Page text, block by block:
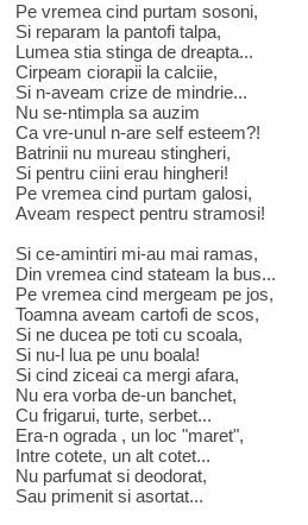
Pe vremea cind purtam sosoni,
Si reparam la pantofi talpa,
Lumea stia stinga de dreapta...
Cirpeam ciorapii la calciie,
Si n-aveam crize de mindrie...
Nu se-ntimpla sa auzim
Ca vre-unul n-are self esteem?!
Batrinii nu mureau stingheri,
Si pentru ciini erau hingheri!
Pe vremea cind purtam galosi,
Aveam respect pentru stramosi!
Si ce-amintiri mi-au mai ramas,
Din vremea cind stateam la bus...
Pe vremea cind mergeam pe jos,
Toamna aveam cartofi de scos,
Si ne ducea pe toti cu scoala,
Si nu-l lua pe unu boala!
Si cind ziceai ca mergi afara,
Nu era vorba de-un banchet,
Cu frigarui, turte, serbet...
Era-n ograda , un loc "maret",
Intre cotete, un alt cotet...
Nu parfumat si deodorat,
Sau primenit si asortat...